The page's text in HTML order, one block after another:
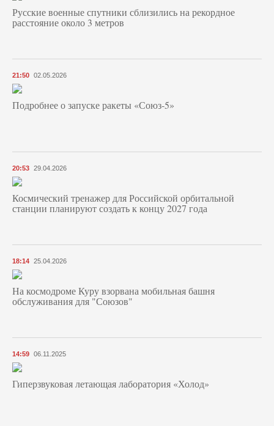
Русские военные спутники сблизились на рекордное
расстояние около 3 метров
21:50 02.05.2026
Подробнее о запуске ракеты «Союз‑5»
20:53 29.04.2026
Космический тренажер для Российской орбитальной
станции планируют создать к концу 2027 года
18:14 25.04.2026
На космодроме Куру взорвана мобильная башня
обслуживания для "Союзов"
14:59 06.11.2025
Гиперзвуковая летающая лаборатория «Холод»